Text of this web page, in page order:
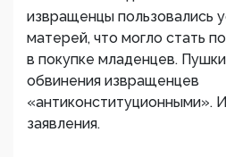
извращенцы пользовались
матерей, что могло стать
в покупке младенцев.
обвинения извращенцев
«антиконституционными».
заявления.